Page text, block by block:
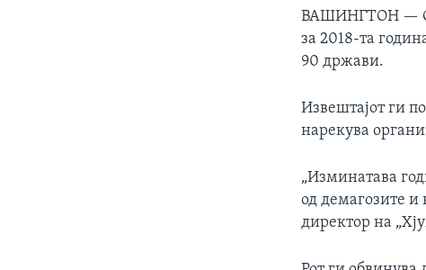
ВАШИНГТОН —
за 2018-та
90 држави.
Извештајот ги
нарекува
„Изминатава
од демагозите и
директор на